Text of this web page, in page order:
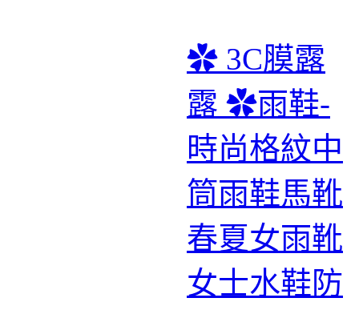
✿ 3C膜露
露 ✿雨鞋-
時尚格紋中
筒雨鞋馬靴
春夏女雨靴
女士水鞋防